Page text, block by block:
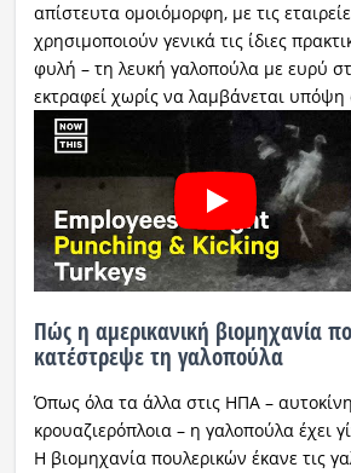
απίστευτα ομοιόμορφη, με τις
χρησιμοποιούν γενικά τις ίδιες
φυλή – τη λευκή γαλοπούλα με ευρύ
εκτραφεί χωρίς να λαμβάνεται υπόψη
Πώς η αμερικανική βιομηχανία
κατέστρεψε τη γαλοπούλα
Όπως όλα τα άλλα στις ΗΠΑ –
κρουαζιερόπλοια – η γαλοπούλα έχει
Η βιομηχανία πουλερικών έκανε τις